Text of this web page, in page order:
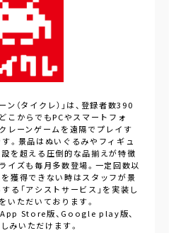
（タイクレ）」は、登録者数390
こからでもPCやスマートフォ
レーンゲームを遠隔でプレイす
。景品はぬいぐるみやフィギュ
を超える圧倒的な品揃えが特徴
イズも毎月多数登場。一定回数以
獲得できない時はスタッフが景
る「アシストサービス」を実装し
いただいております。
App Store版、Google play版、
いただけます。